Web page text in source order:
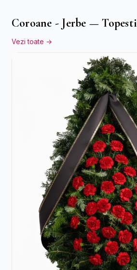
Coroane - Jerbe — Topesti
Vezi toate →